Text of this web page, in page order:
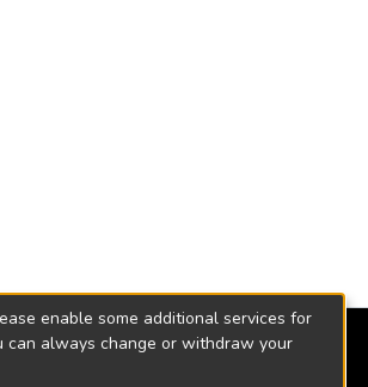
enable some additional services for
can always change or withdraw your